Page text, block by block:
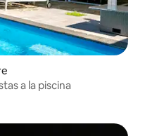
a la piscina